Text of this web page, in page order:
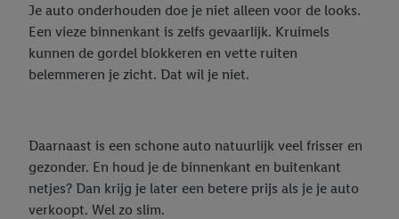
Je auto onderhouden doe je niet alleen voor de looks.
Een vieze binnenkant is zelfs gevaarlijk. Kruimels
kunnen de gordel blokkeren en vette ruiten
belemmeren je zicht. Dat wil je niet.
Daarnaast is een schone auto natuurlijk veel frisser en
gezonder. En houd je de binnenkant en buitenkant
netjes? Dan krijg je later een betere prijs als je je auto
verkoopt. Wel zo slim.